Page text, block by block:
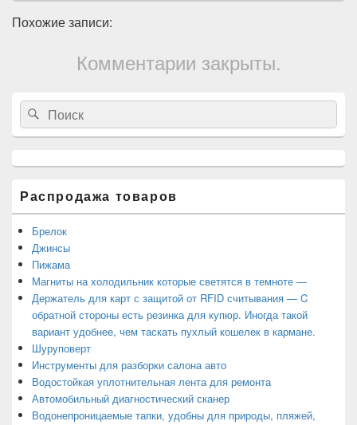
Похожие записи:
Комментарии закрыты.
Область
основной
боковой
панели
Search
for:
Search
Распродажа товаров
Брелок
Джинсы
Пижама
Магниты на холодильник которые светятся в темноте —
Держатель для карт с защитой от RFID считывания — C
обратной стороны есть резинка для купюр. Иногда такой
вариант удобнее, чем таскать пухлый кошелек в кармане.
Шуруповерт
Инструменты для разборки салона авто
Водостойкая уплотнительная лента для ремонта
Автомобильный диагностический сканер
Водонепроницаемые тапки, удобны для природы, пляжей,